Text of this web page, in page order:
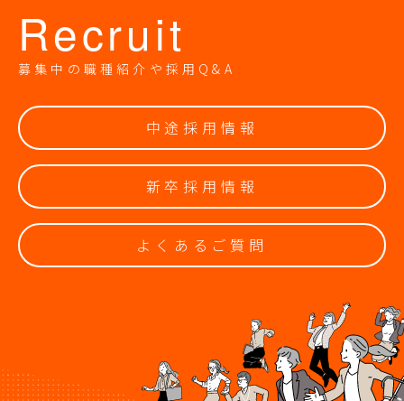
Recruit
募集中の職種紹介や採用Q&A
中途採用情報
新卒採用情報
よくあるご質問